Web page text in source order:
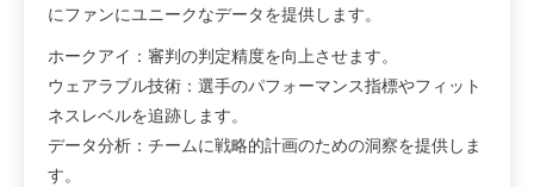
にファンにユニークなデータを提供します。
ホークアイ：審判の判定精度を向上させます。
ウェアラブル技術：選手のパフォーマンス指標やフィット
ネスレベルを追跡します。
データ分析：チームに戦略的計画のための洞察を提供しま
す。